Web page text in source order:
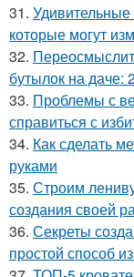
31. Удивительные
которые могут
32.
бутылок на даче:
33. Проблемы с
справиться с
34. Как сделать
руками
35. Строим
создания своей
36. Секреты
простой способ